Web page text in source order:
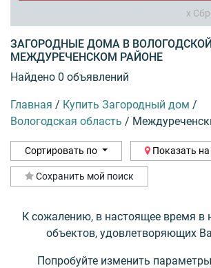
x
ЗАГОРОДНЫЕ ДОМА В
МЕЖДУРЕЧЕНСКОМ РАЙОНЕ
Найдено 0 объявлений
Главная / Купить Загородный дом /
Вологодская область /
Сортировать по Показать на
Сохранить мой поиск
К сожалению, в настоящее время в
объектов, удовлетворяющих
Попробуйте изменить